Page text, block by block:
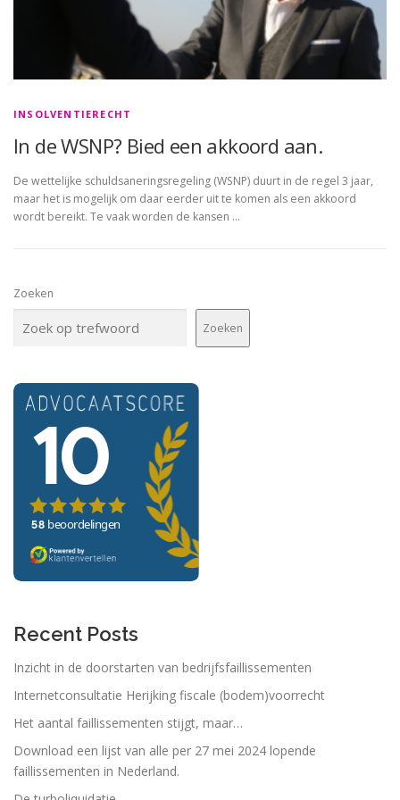
INSOLVENTIERECHT
In de WSNP? Bied een akkoord aan.
De wettelijke schuldsaneringsregeling (WSNP) duurt in de regel 3 jaar,
maar het is mogelijk om daar eerder uit te komen als een akkoord
wordt bereikt. Te vaak worden de kansen …
Zoeken
Zoeken
Recent Posts
Inzicht in de doorstarten van bedrijfsfaillissementen
Internetconsultatie Herijking fiscale (bodem)voorrecht
Het aantal faillissementen stijgt, maar…
Download een lijst van alle per 27 mei 2024 lopende
faillissementen in Nederland.